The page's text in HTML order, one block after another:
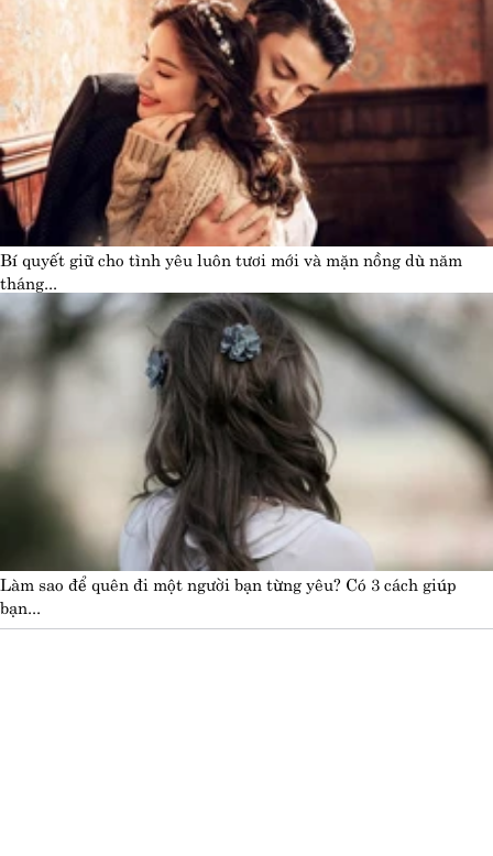
Bí quyết giữ cho tình yêu luôn tươi mới và mặn nồng dù năm
tháng...
Làm sao để quên đi một người bạn từng yêu? Có 3 cách giúp
bạn...